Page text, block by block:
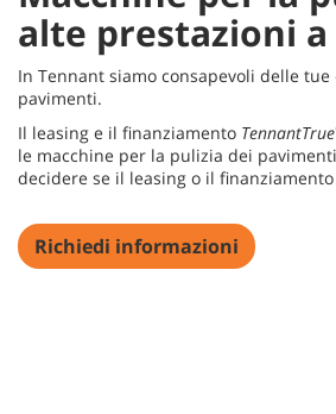
alte prestazioni
In Tennant siamo consapevoli delle
pavimenti.
Il leasing e il finanziamento TennantTrue
le macchine per la pulizia dei
decidere se il leasing o il
Richiedi informazioni